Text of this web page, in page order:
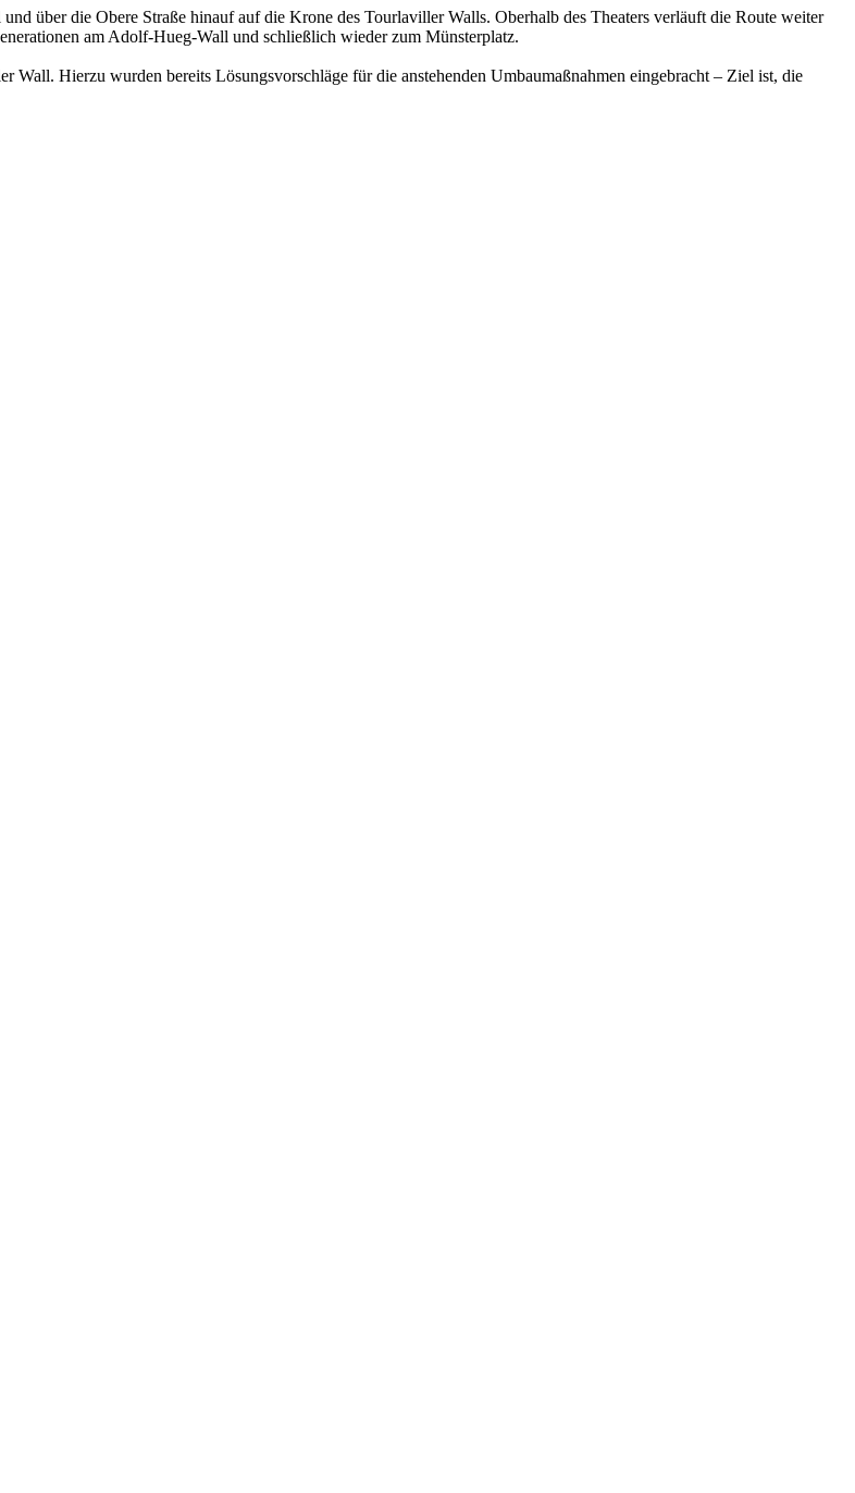
über die Obere Straße hinauf auf die Krone des Tourlaviller Walls. Oberhalb des Theaters verläuft die Route weiter
am Adolf-Hueg-Wall und schließlich wieder zum Münsterplatz.
Hierzu wurden bereits Lösungsvorschläge für die anstehenden Umbaumaßnahmen eingebracht – Ziel ist, die